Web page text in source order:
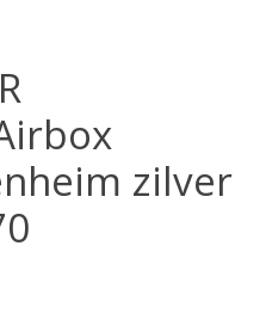
zilver